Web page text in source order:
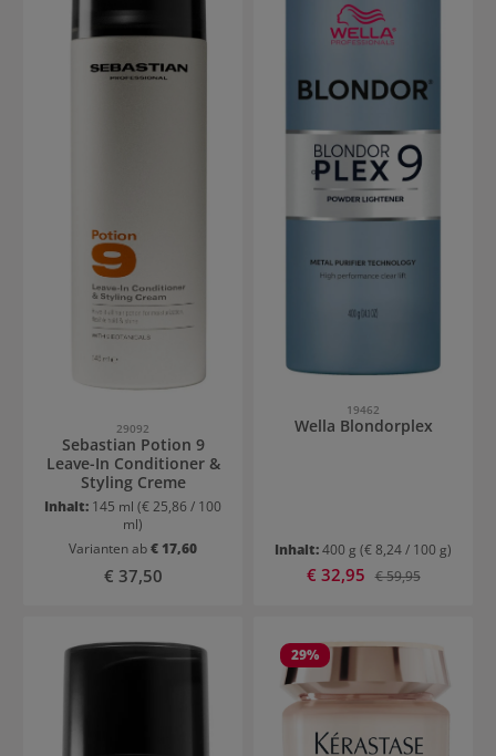
29092
Sebastian Potion 9
Leave-In Conditioner &
Styling Creme
Inhalt: 145 ml (€ 25,86 / 100
ml)
Varianten ab€ 17,60
Regulärer Preis:
€ 37,50
19462
Wella Blondorplex
Inhalt:400 g (€ 8,24 / 100 g)
Verkaufspreis:
€ 32,95 Regulärer Preis:
€ 59,95
29%